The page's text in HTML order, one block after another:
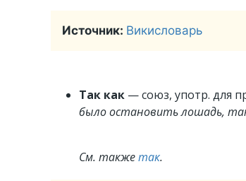
Источник: Викисловарь
Так как — союз, употр. для
было остановить лошадь,
См. такжетак.